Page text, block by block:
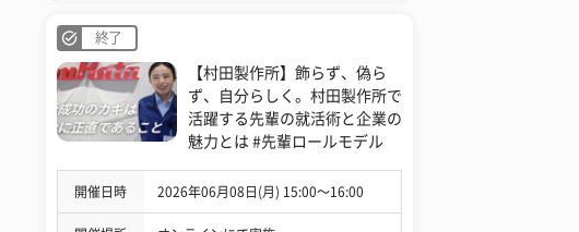
終了
【村田製作所】飾らず、偽ら
ず、自分らしく。村田製作所で
活躍する先輩の就活術と企業の
魅力とは #先輩ロールモデル
開催日時 2026年06月08日(月) 15:00〜16:00